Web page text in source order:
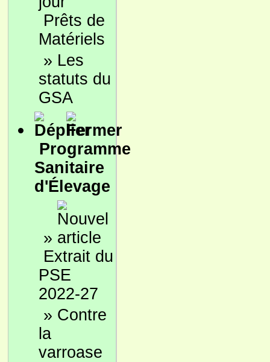
Prêts de
Matériels
» Les
statuts du
GSA
Programme
Sanitaire
d'Élevage
»
Extrait du
PSE
2022-27
» Contre
la
varroase